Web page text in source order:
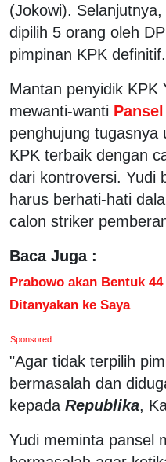
(Jokowi).
dipilih 5 orang oleh
pimpinan KPK definitif.
Mantan penyidik KPK
mewanti-wanti
penghujung tugasnya
KPK terbaik dengan
dari kontroversi. Yudi
harus berhati-hati
calon striker
Baca Juga :
Prabowo akan Bentuk
Ditanyakan ke Saya
Sponsored
"Agar tidak terpilih
bermasalah dan
kepada Republika,
Yudi meminta pansel